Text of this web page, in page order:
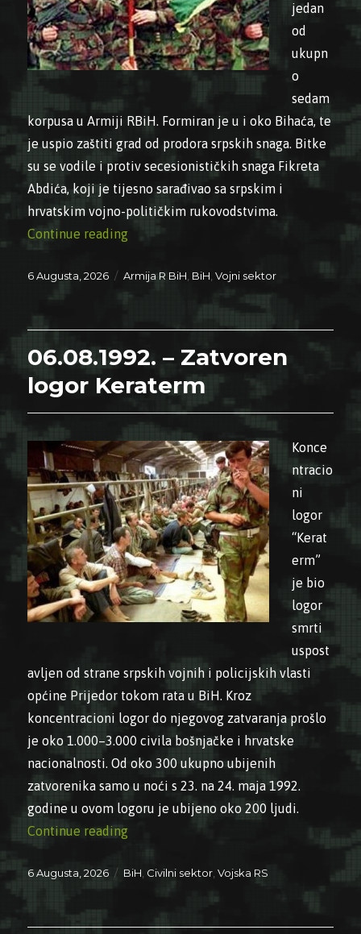
jedan
od
ukupn
o
sedam
korpusa u Armiji RBiH. Formiran je u i oko Bihaća, te
je uspio zaštiti grad od prodora srpskih snaga. Bitke
su se vodile i protiv secesionističkih snaga Fikreta
Abdića, koji je tijesno sarađivao sa srpskim i
hrvatskim vojno-političkim rukovodstvima.
Continue reading “06.08.1995. – Peti korpus Armije
Posted
6 Augusta, 2026 Categories
Armija R BiH BiH ,Vojni sektor
06.08.1992. – Zatvoren
logor Keraterm
Konce
ntracio
ni
logor
“Kerat
erm”
je bio
logor
smrti
uspost
avljen od strane srpskih vojnih i policijskih vlasti
općine Prijedor tokom rata u BiH. Kroz
koncentracioni logor do njegovog zatvaranja prošlo
je oko 1.000–3.000 civila bošnjačke i hrvatske
nacionalnosti. Od oko 300 ukupno ubijenih
zatvorenika samo u noći s 23. na 24. maja 1992.
godine u ovom logoru je ubijeno oko 200 ljudi.
Continue reading“06.08.1992. – Zatvoren logor Keraterm”
Posted
6 Augusta, 2026 Categories
BiH Civilni sektor ,Vojska RS